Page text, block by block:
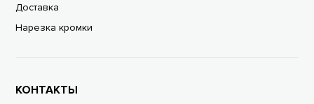
Доставка
Нарезка кромки
КОНТАКТЫ